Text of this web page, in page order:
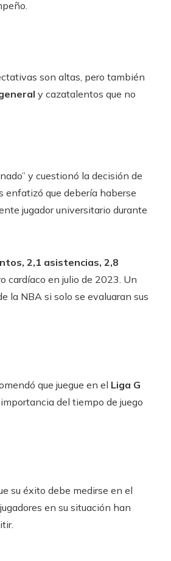
son altas, pero también
y cazatalentos que no
y cuestionó la decisión de
enfatizó que debería haberse
jugador universitario durante
2,1 asistencias, 2,8
cardíaco en julio de 2023. Un
la NBA si solo se evaluaran sus
que juegue en el Liga G
del tiempo de juego
su éxito debe medirse en el
en su situación han